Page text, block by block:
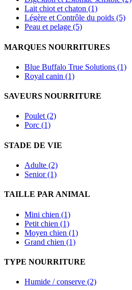
Lait chiot et chaton (1)
Légère et Contrôle du poids (5)
Peau et pelage (5)
MARQUES NOURRITURES
Blue Buffalo True Solutions (1)
Royal canin (1)
SAVEURS NOURRITURE
Poulet (2)
Porc (1)
STADE DE VIE
Adulte (2)
Senior (1)
TAILLE PAR ANIMAL
Mini chien (1)
Petit chien (1)
Moyen chien (1)
Grand chien (1)
TYPE NOURRITURE
Humide / conserve (2)